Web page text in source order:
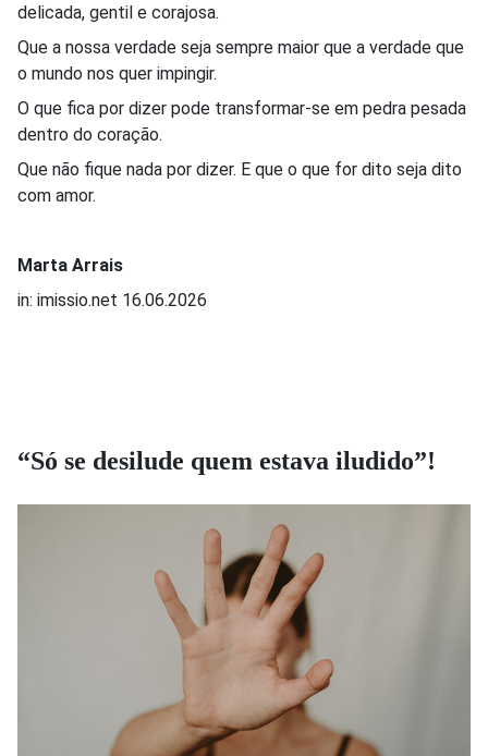
delicada, gentil e corajosa.
Que a nossa verdade seja sempre maior que a verdade que
o mundo nos quer impingir.
O que fica por dizer pode transformar-se em pedra pesada
dentro do coração.
Que não fique nada por dizer. E que o que for dito seja dito
com amor.
Marta Arrais
in: imissio.net 16.06.2026
“Só se desilude quem estava iludido”!